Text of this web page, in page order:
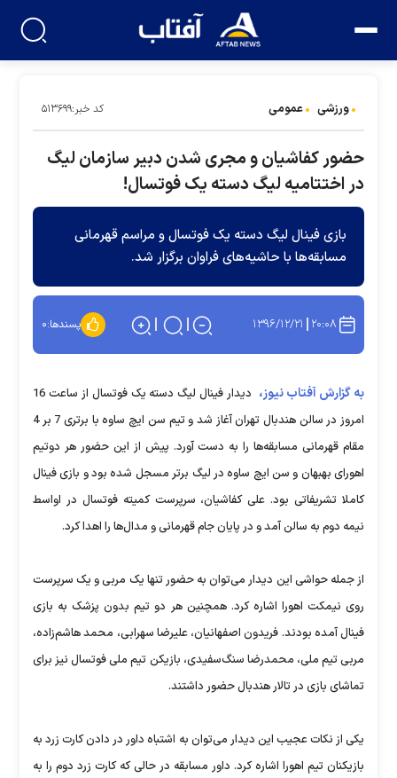
ورزشی عمومی کد خبر:۵۱۳۶۹۹
حضور کفاشیان و مجری شدن دبیر سازمان لیگ
در اختتامیه لیگ دسته یک فوتسال!
بازی فینال لیگ دسته یک فوتسال و مراسم قهرمانی
مسابقه‌ها با حاشیه‌های فراوان برگزار شد.
۲۰:۰۸ ۱۳۹۶/۱۲/۲۱ پسندها:۰
به گزارش آفتاب نیوز،
دیدار فینال لیگ دسته یک فوتسال از ساعت 16
امروز در سالن هندبال تهران آغاز شد و تیم سن ایچ ساوه با برتری 7 بر 4
مقام قهرمانی مسابقه‌ها را به دست آورد. پیش از این حضور هر دوتیم
اهورای بهبهان و سن ایچ ساوه در لیگ برتر مسجل شده بود و بازی فینال
کاملا تشریفاتی بود. علی کفاشیان، سرپرست کمیته فوتسال در اواسط
نیمه دوم به سالن آمد و در پایان جام قهرمانی و مدال‌ها را اهدا کرد.
از جمله حواشی این دیدار می‌توان به حضور تنها یک مربی و یک سرپرست
روی نیمکت اهورا اشاره کرد. همچنین هر دو تیم بدون پزشک به بازی
فینال آمده بودند. فریدون اصفهانیان، علیرضا سهرابی، محمد هاشم‌زاده،
مربی تیم ملی، محمدرضا سنگ‌سفیدی، بازیکن تیم ملی فوتسال نیز برای
تماشای بازی در تالار هندبال حضور داشتند.
یکی از نکات عجیب این دیدار می‌توان به اشتباه داور در دادن کارت زرد به
بازیکنان تیم اهورا اشاره کرد. داور مسابقه در حالی که کارت زرد دوم را به